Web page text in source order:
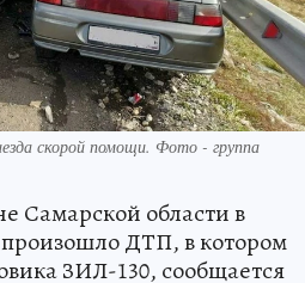
скорой помощи. Фото - группа
Самарской области в
произошло ДТП, в котором
ЗИЛ-130, сообщается